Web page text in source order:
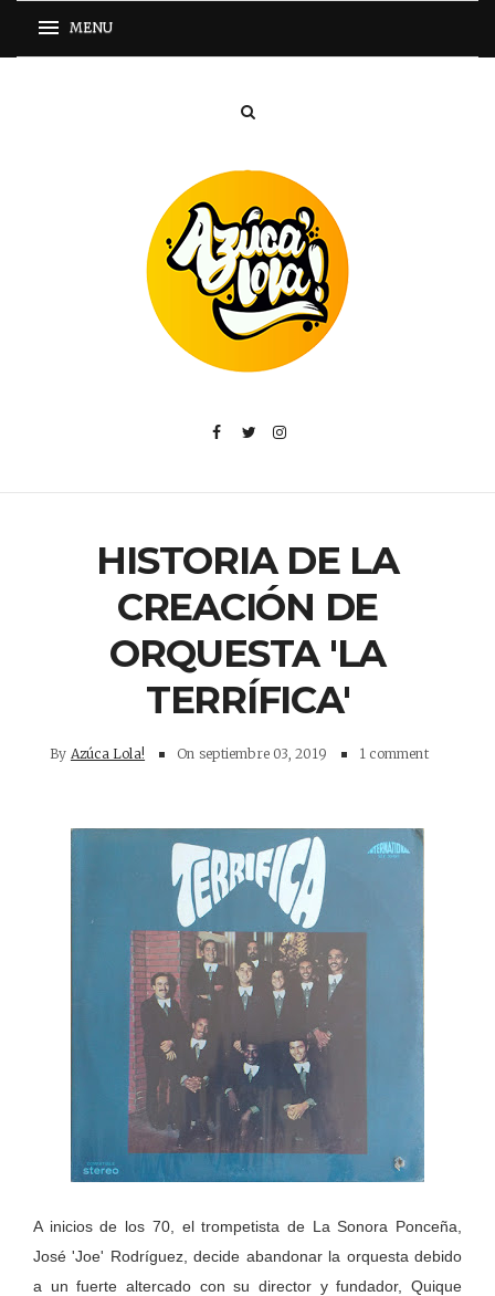
HISTORIA DE LA
CREACIÓN DE
ORQUESTA 'LA
TERRÍFICA'
By Azúca Lola! On septiembre 03, 2019 1 comment
A inicios de los 70, el trompetista de La Sonora Ponceña,
José 'Joe' Rodríguez, decide abandonar la orquesta debido
a un fuerte altercado con su director y fundador, Quique